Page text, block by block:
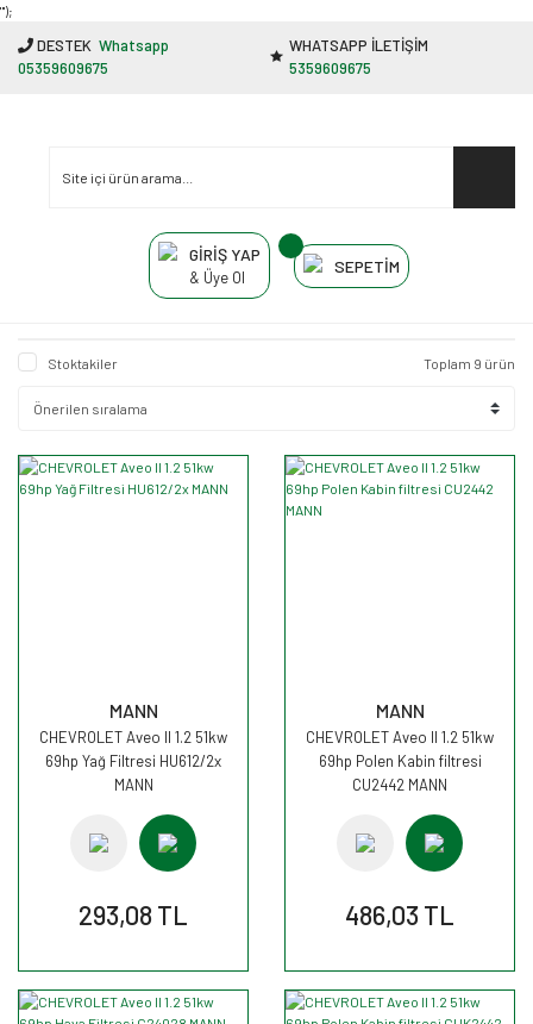
"');
DESTEK Whatsapp
05359609675
WHATSAPP İLETİŞİM
5359609675
GİRİŞ YAP
& Üye Ol
SEPETİM
Stoktakiler Toplam 9 ürün
MANN
CHEVROLET Aveo II 1.2 51kw
69hp Yağ Filtresi HU612/2x
MANN
293,08 TL
MANN
CHEVROLET Aveo II 1.2 51kw
69hp Polen Kabin filtresi
CU2442 MANN
486,03 TL